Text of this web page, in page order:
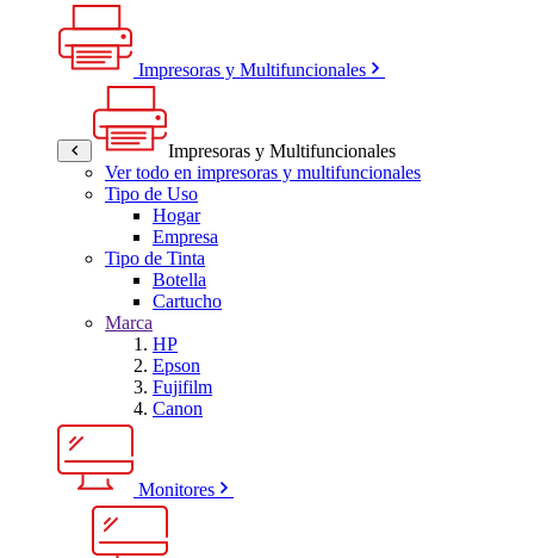
Impresoras y Multifuncionales
Impresoras y Multifuncionales
Ver todo en impresoras y multifuncionales
Tipo de Uso
Hogar
Empresa
Tipo de Tinta
Botella
Cartucho
Marca
HP
Epson
Fujifilm
Canon
Monitores